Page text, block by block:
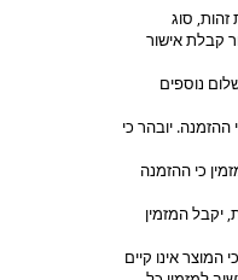
סוג
קבלת אישור
נוספים
יובהר כי
כי ההזמנה
יקבל המזמין
אינו קיים